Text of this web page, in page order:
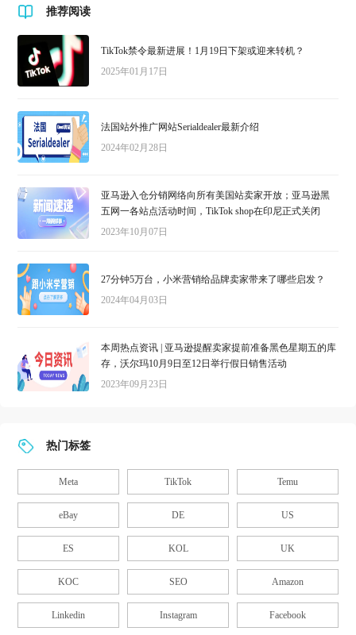
推荐阅读
TikTok禁令最新进展！1月19日下架或迎来转机？
2025年01月17日
法国站外推广网站Serialdealer最新介绍
2024年02月28日
亚马逊入仓分销网络向所有美国站卖家开放；亚马逊黑
五网一各站点活动时间，TikTok shop在印尼正式关闭
2023年10月07日
27分钟5万台，小米营销给品牌卖家带来了哪些启发？
2024年04月03日
本周热点资讯 | 亚马逊提醒卖家提前准备黑色星期五的库
存，沃尔玛10月9日至12日举行假日销售活动
2023年09月23日
热门标签
Meta TikTok Temu
eBay DE US
ES KOL UK
KOC SEO Amazon
Linkedin Instagram Facebook